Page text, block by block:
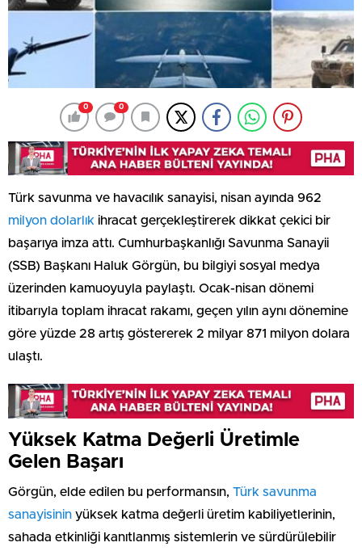
0 0
Türk savunma ve havacılık sanayisi, nisan ayında 962
milyon dolarlık ihracat gerçekleştirerek dikkat çekici bir
başarıya imza attı. Cumhurbaşkanlığı Savunma Sanayii
(SSB) Başkanı Haluk Görgün, bu bilgiyi sosyal medya
üzerinden kamuoyuyla paylaştı. Ocak-nisan dönemi
itibarıyla toplam ihracat rakamı, geçen yılın aynı dönemine
göre yüzde 28 artış göstererek 2 milyar 871 milyon dolara
ulaştı.
Yüksek Katma Değerli Üretimle
Gelen Başarı
Görgün, elde edilen bu performansın, Türk savunma
sanayisinin yüksek katma değerli üretim kabiliyetlerinin,
sahada etkinliği kanıtlanmış sistemlerin ve sürdürülebilir